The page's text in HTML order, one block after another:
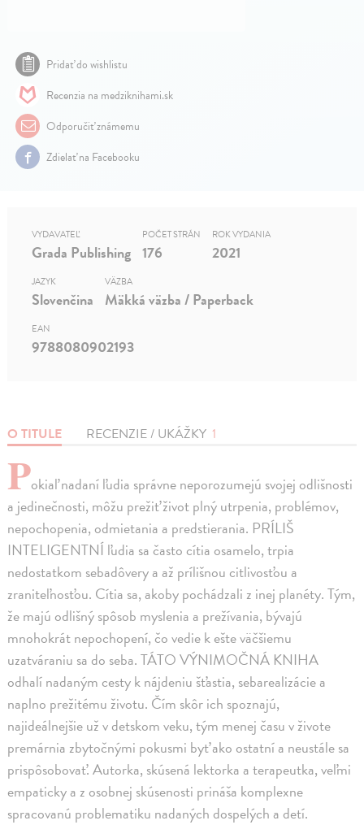
Pridať do wishlistu
Recenzia na medziknihami.sk
Odporučiť známemu
Zdielať na Facebooku
O TITULE RECENZIE / UKÁŽKY 1
Pokiaľ nadaní ľudia správne neporozumejú svojej odlišnosti
a jedinečnosti, môžu prežiť život plný utrpenia, problémov,
nepochopenia, odmietania a predstierania. PRÍLIŠ
INTELIGENTNÍ ľudia sa často cítia osamelo, trpia
nedostatkom sebadôvery a až prílišnou citlivosťou a
zraniteľnosťou. Cítia sa, akoby pochádzali z inej planéty. Tým,
že majú odlišný spôsob myslenia a prežívania, bývajú
mnohokrát nepochopení, čo vedie k ešte väčšiemu
uzatváraniu sa do seba. TÁTO VÝNIMOČNÁ KNIHA
odhalí nadaným cesty k nájdeniu šťastia, sebarealizácie a
naplno prežitému životu. Čím skôr ich spoznajú,
najideálnejšie už v detskom veku, tým menej času v živote
premárnia zbytočnými pokusmi byť ako ostatní a neustále sa
prispôsobovať. Autorka, skúsená lektorka a terapeutka, veľmi
empaticky a z osobnej skúsenosti prináša komplexne
spracovanú problematiku nadaných dospelých a detí.
VYDAVATEĽ
Grada Publishing
POČET STRÁN
176
ROK VYDANIA
2021
JAZYK
Slovenčina
VÄZBA
Mäkká väzba / Paperback
EAN
9788080902193